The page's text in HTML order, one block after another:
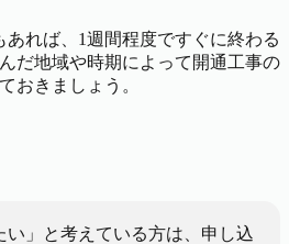
れば、1週間程度ですぐに終わる
だ地域や時期によって開通工事の
おきましょう。
い」と考えている方は、申し込